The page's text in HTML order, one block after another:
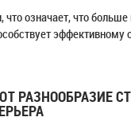
означает, что больше
РАЗНООБРАЗИЕ